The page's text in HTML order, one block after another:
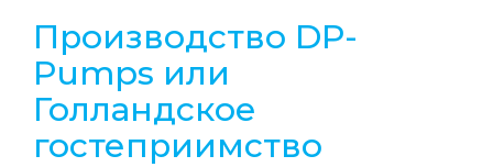
Производство DP-
Pumps или
Голландское
гостеприимство